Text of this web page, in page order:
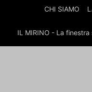
CHI SIAMO
IL MIRINO - La